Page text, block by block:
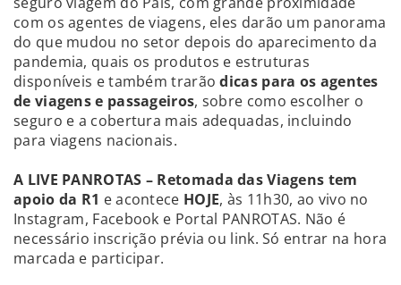
com os agentes de viagens, eles darão um panorama
do que mudou no setor depois do aparecimento da
pandemia, quais os produtos e estruturas
disponíveis e também trarãodicas para os agentes
de viagens e passageiros, sobre como escolher o
seguro e a cobertura mais adequadas, incluindo
para viagens nacionais.
A LIVE PANROTAS – Retomada das Viagens tem
apoio da R1 e acontece HOJE, às 11h30, ao vivo no
Instagram, Facebook e Portal PANROTAS. Não é
necessário inscrição prévia ou link. Só entrar na hora
marcada e participar.